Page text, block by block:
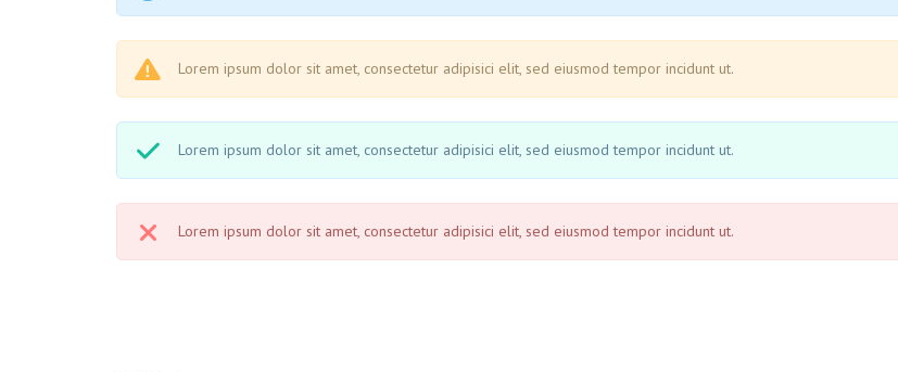
Lorem ipsum dolor sit amet, consectetur adipisici elit, sed eiusmod tempor incidunt ut.
Lorem ipsum dolor sit amet, consectetur adipisici elit, sed eiusmod tempor incidunt ut.
Lorem ipsum dolor sit amet, consectetur adipisici elit, sed eiusmod tempor incidunt ut.